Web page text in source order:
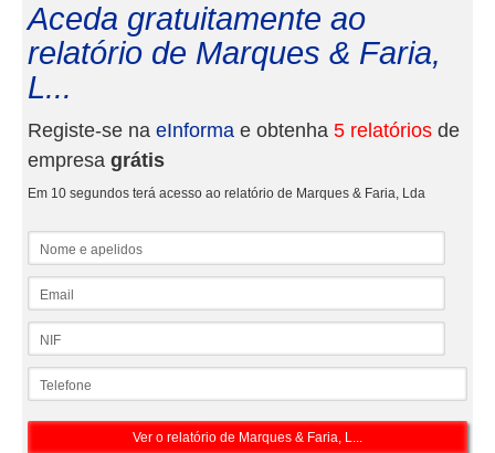
Aceda gratuitamente ao
relatório de Marques & Faria,
L...
Registe-se na eInforma e obtenha 5 relatórios de
empresa grátis
Em 10 segundos terá acesso ao relatório de Marques & Faria, Lda